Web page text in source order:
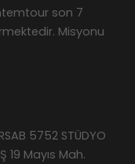
son 7
Misyonu
5752 STÜDYO
19 Mayıs Mah.